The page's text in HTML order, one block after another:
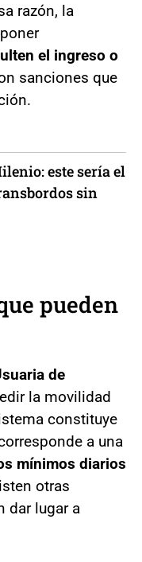
razón, la
el ingreso o
sanciones que
este sería el
sin
pueden
de
la movilidad
constituye
a una
mínimos diarios
otras
dar lugar a